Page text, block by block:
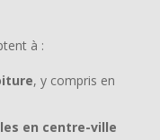
à :
, y compris en
en centre-ville